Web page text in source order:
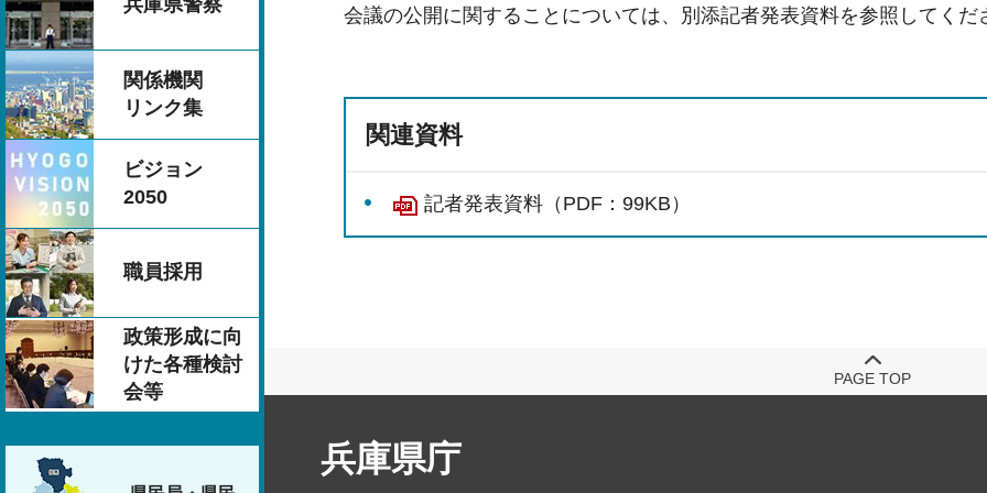
兵庫県警察
関係機関
リンク集
ビジョン
2050
職員採用
政策形成に向
けた各種検討
会等
会議の公開に関することについては、別添記者発表資料を参照してくだ
関連資料
記者発表資料（PDF：99KB）
PAGE TOP
兵庫県庁